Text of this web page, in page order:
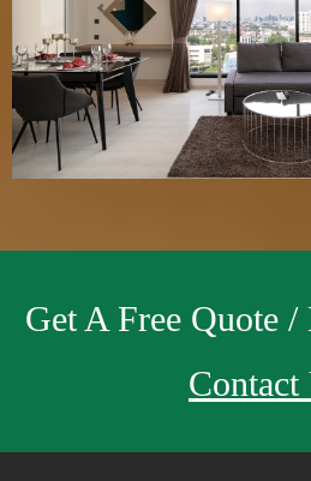
Get A Free Quote /
Contact